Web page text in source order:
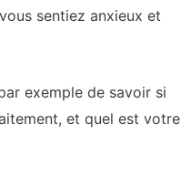
sentiez anxieux et
exemple de savoir si
et quel est votre